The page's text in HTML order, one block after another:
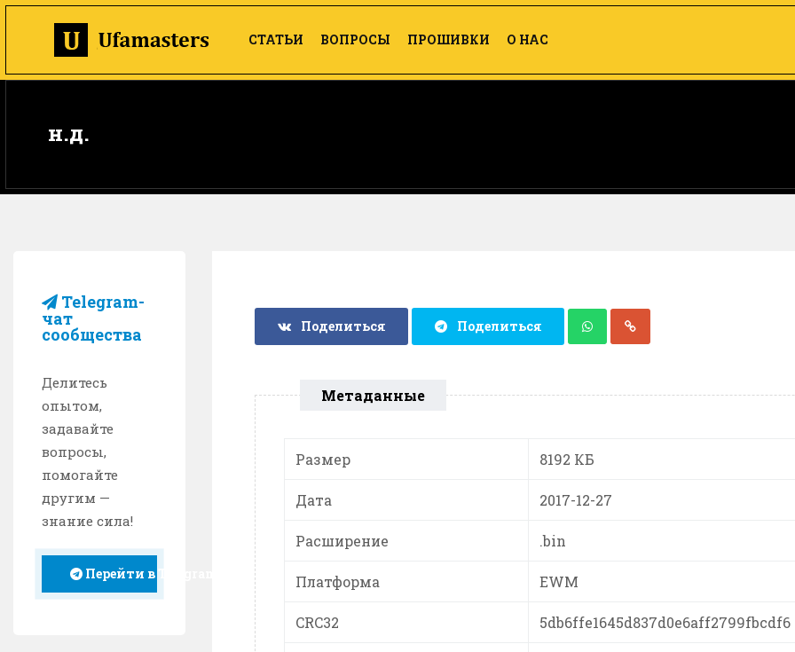
СТАТЬИ ВОПРОСЫ ПРОШИВКИ О НАС
н.д.
Telegram-
чат
сообщества
Делитесь
опытом,
задавайте
вопросы,
помогайте
другим —
знание сила!
Перейти в Telegram
Поделиться Поделиться
Метаданные
Размер 8192 КБ
Дата 2017-12-27
Расширение .bin
Платформа EWM
CRC32 5db6ffe1645d837d0e6aff2799fbcdf6